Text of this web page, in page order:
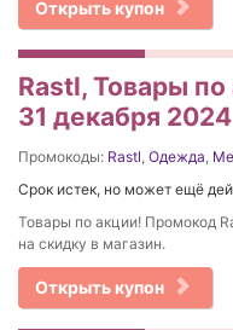
Открыть купон
Rastl, Товары
31 декабря 2024
Промокоды: Rastl, Одежда,
Срок истек, но может ещё
Товары по акции! Промокод
на скидку в магазин.
Открыть купон